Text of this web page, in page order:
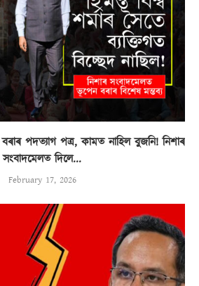
পদত্যাগ পত্ৰ, কামত নাহিল বুজনি! নিশাৰ
সংবাদমেলত দিলে...
February 17, 2026